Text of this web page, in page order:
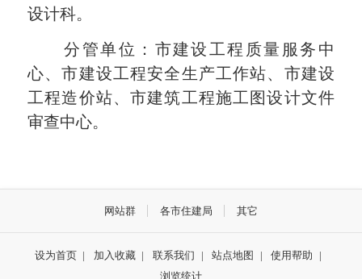
设计科。
分管单位：市建设工程质量服务中
心、市建设工程安全生产工作站、市建设
工程造价站、市建筑工程施工图设计文件
审查中心。
网站群 各市住建局 其它
设为首页 | 加入收藏 | 联系我们 | 站点地图 | 使用帮助
|
浏览统计